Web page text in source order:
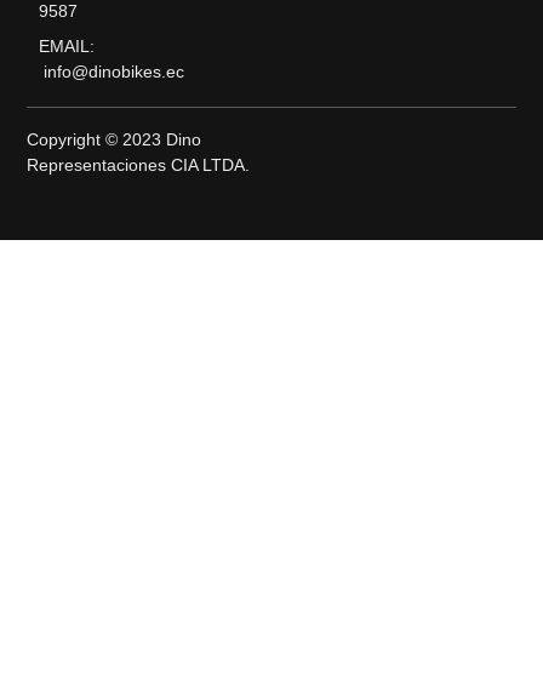
9587
EMAIL:
info@dinobikes.ec
Copyright © 2023 Dino
Representaciones CIA LTDA.